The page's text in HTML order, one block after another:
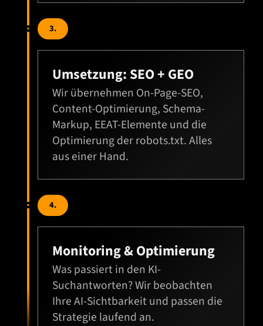
3.
Umsetzung: SEO + GEO
Wir übernehmen On-Page-SEO,
Content-Optimierung, Schema-
Markup, EEAT-Elemente und die
Optimierung der robots.txt. Alles
aus einer Hand.
4.
Monitoring & Optimierung
Was passiert in den KI-
Suchantworten? Wir beobachten
Ihre AI-Sichtbarkeit und passen die
Strategie laufend an.